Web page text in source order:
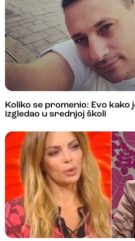
Koliko se promenio: Evo kako
izgledao u srednjoj školi